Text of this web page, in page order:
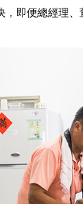
即便總經理、